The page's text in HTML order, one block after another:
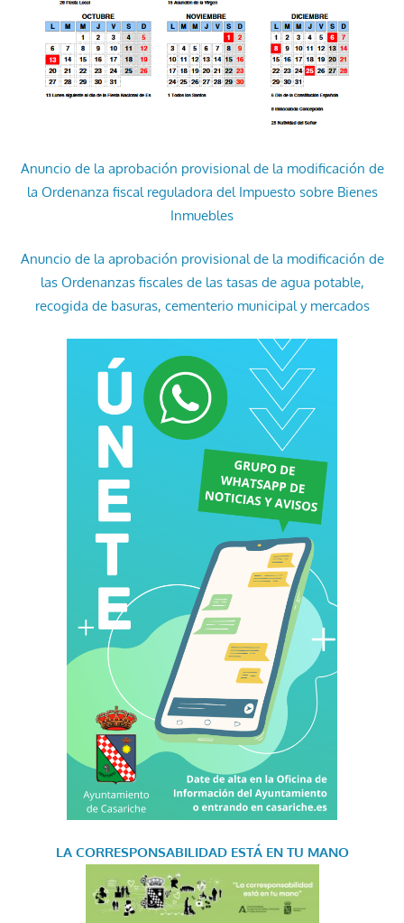
Anuncio de la aprobación provisional de la modificación de
la Ordenanza fiscal reguladora del Impuesto sobre Bienes
Inmuebles
Anuncio de la aprobación provisional de la modificación de
las Ordenanzas fiscales de las tasas de agua potable,
recogida de basuras, cementerio municipal y mercados
LA CORRESPONSABILIDAD ESTÁ EN TU MANO